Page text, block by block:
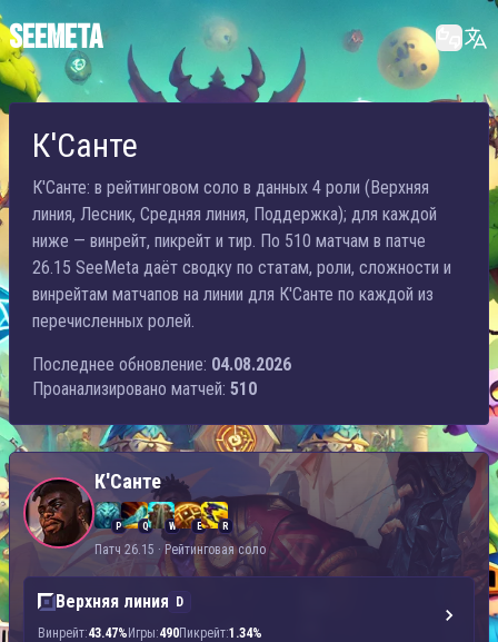
SEEMETA
К'Санте
К'Санте: в рейтинговом соло в данных 4 роли (Верхняя
линия, Лесник, Средняя линия, Поддержка); для каждой
ниже — винрейт, пикрейт и тир. По 510 матчам в патче
26.15 SeeMeta даёт сводку по статам, роли, сложности и
винрейтам матчапов на линии для К'Санте по каждой из
перечисленных ролей.
Последнее обновление: 04.08.2026
Проанализировано матчей: 510
К'Санте
P Q W E R
Патч 26.15 · Рейтинговая соло
Верхняя линия
D
Винрейт:43.47% Игры:490Пикрейт:1.34%